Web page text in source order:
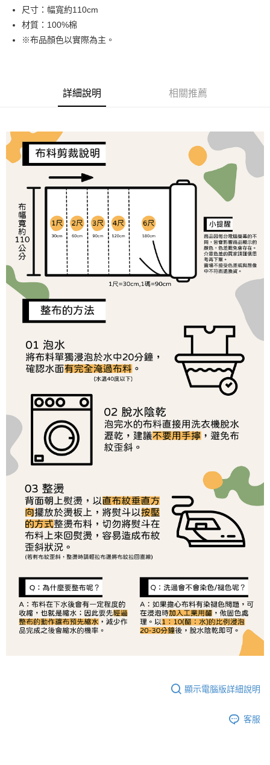
街口支付
Google Pay
【大哥付你分期使用說明】
1.本服務由台灣大哥大提供，台灣大哥大用戶可立即使用無須另外申請。
2.付款方式選擇「大哥付你分期」，訂單成立後會自動跳轉到大哥付的交易
成交易。
3.實際核准額度、可分期數及費用金額請依後續交易確認頁面所載為準。
4.訂單成立30分鐘內，如未前往確認交易或遇審核未通過，訂單將自動取
消。如遇「轉專審核」未通過狀況，表示未達大哥付你分期系統評分，恕無
【繳款方式說明】
1.分期款項不併入電信帳單，「大哥付你分期」於每月結算日後寄送繳費提
醒簡訊。
2.透過簡訊連結打開帳單後，可選擇「超商條碼／台灣大直營門市／銀行轉
帳／街口支付／iPASS MONEY」等通路繳費。
【注意事項】
1.本服務係由「台灣大哥大股份有限公司」（以下簡稱本公司）所提供，讓
用戶於交易時，得透過本服務購買商品或服務，並由商店將買賣／分期付款
買賣價金債權讓與本公司後，依約使用本公司帳單繳交帳款。
2.基於同意付款使用「大哥付你分期」之契約關係目的，商店將以您的個人
資料（包含姓名、電話或地址）提供予台灣大哥大進項蒐集、處理及利用，
由本公司與您本人進行分期帳單所需資料之確認、核對及更正。
3.完整用戶服務條款，請詳閱以下連結：
https://oppay.tw/userRule
AFTEE先享後付
AFTEE先享後付是「在收到商品之後才付款」的支付方式。 讓您購物簡單
便利好安心！
１．簡單：不需註冊會員、不需綁卡、不需儲值。
２．便利：只要手機號碼，簡訊認證，即可結帳。
３．安心：先確認商品／服務後，再付款。
【「AFTEE先享後付」結帳流程】
１．於結帳方式選擇「AFTEE先享後付」後，將跳轉至「AFTEE先享後付」
結帳頁面，進行簡訊認證並確認金額後，即可完成結帳。
２．訂單成立數日內，您將收到繳費通知簡訊。
３．收到繳費通知簡訊後14天內，點擊此簡訊中的連結，可透過四大超商／
ATM／網路銀行／等多元方式進行付款，方視為交易完成。
※ 請注意：結帳手續完成當下不需立刻繳費，但若您需要取消訂單，請聯絡
購買商品的店家。未經商家同意取消之訂單仍視為有效，需透過AFTEE先享
後付繳納相關費用。
※ 交易是否成功請以「AFTEE先享後付 」之結帳頁面顯示為準，若有關於
是否繳費成功／繳費後需取消欲退款等相關疑問，請聯繫「AFTEE先享後付
客戶支援中心」https://netprotections.freshdesk.com/support/home
【注意事項】
１．透過由恩沛科技股份有限公司提供之「AFTEE先享後付」服務完成之交
易，需依本服務之必要範圍內提供個人資料，並將交易相關給付款項請求債
權轉讓予恩沛科技股份有限公司。
https://aftee.tw/terms/#terms3
３．未成年的使用者請事先徵得法定代理人或監護人之同意方可使用
「AFTEE先享後付」，若未經同意申辦者引起之損失，本公司不負相關責
４．使用「AFTEE先享後付」時，將依據個別帳號之用戶狀況，依本公司即
時審查核予不同之上限額度；若仍有額度不足之情形，本公司將視審查結果
請求用戶進行身份認證。
５．嚴禁一人註冊多個帳號或使用他人資訊註冊。若發現惡意使用之情形，
恩沛科技股份有限公司將有權停止該用戶之使用額度並採取法律行動。
ATM付款
運送方式
每筆NT$65，滿NT$1,500(含以上)免運費
7-11取貨付款
每筆NT$65，滿NT$1,500(含以上)免運費
宅配
每筆NT$150，滿NT$1,500(含以上)免運費
離島宅配
每筆NT$240
尺寸：幅寬約110cm
材質：100%棉
※布品顏色以實際為主。
詳細說明 相關推薦
顯示電腦版詳細說明
客服